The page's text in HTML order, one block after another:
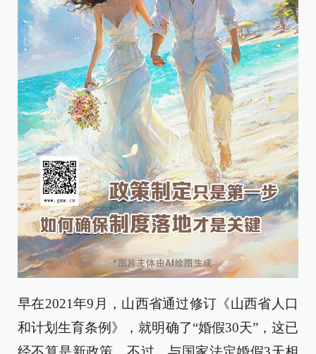
早在2021年9月，山西省通过修订《山西省人口
和计划生育条例》，就明确了“婚假30天”，这已